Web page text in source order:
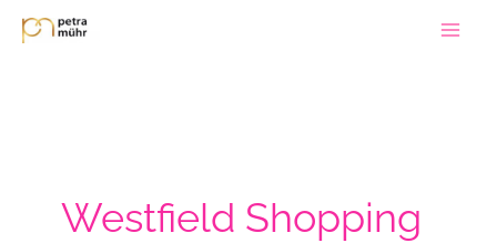
Zum
Inhalt
Westfield Shopping